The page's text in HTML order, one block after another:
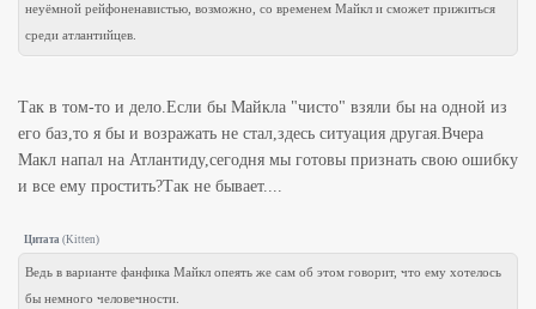
неуёмной рейфоненавистью, возможно, со временем Майкл и сможет прижиться
среди атлантийцев.
Так в том-то и дело.Если бы Майкла "чисто" взяли бы на одной из
его баз,то я бы и возражать не стал,здесь ситуация другая.Вчера
Макл напал на Атлантиду,сегодня мы готовы признать свою ошибку
и все ему простить?Так не бывает....
Цитата (Kitten)
Ведь в варианте фанфика Майкл опеять же сам об этом говорит, что ему хотелось
бы немного человечности.